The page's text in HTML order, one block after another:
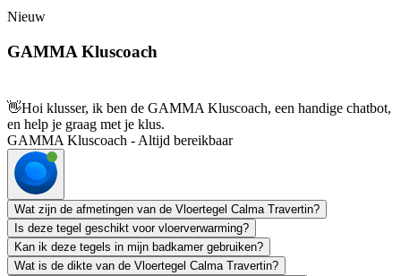
Nieuw
GAMMA Kluscoach
👋Hoi klusser, ik ben de GAMMA Kluscoach, een handige chatbot,
en help je graag met je klus.
GAMMA Kluscoach - Altijd bereikbaar
Wat zijn de afmetingen van de Vloertegel Calma Travertin?
Is deze tegel geschikt voor vloerverwarming?
Kan ik deze tegels in mijn badkamer gebruiken?
Wat is de dikte van de Vloertegel Calma Travertin?